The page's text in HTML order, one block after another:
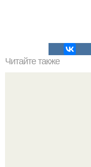
Читайте также